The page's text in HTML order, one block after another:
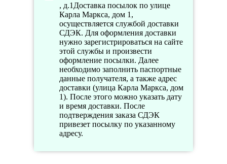
, д.1Доставка посылок по улице
Карла Маркса, дом 1,
осуществляется службой доставки
СДЭК. Для оформления доставки
нужно зарегистрироваться на сайте
этой службы и произвести
оформление посылки. Далее
необходимо заполнить паспортные
данные получателя, а также адрес
доставки (улица Карла Маркса, дом
1). После этого можно указать дату
и время доставки. После
подтверждения заказа СДЭК
привезет посылку по указанному
адресу.